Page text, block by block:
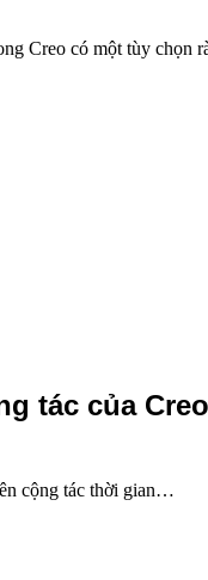
Creo có một tùy chọn
tác của
cộng tác thời gian…